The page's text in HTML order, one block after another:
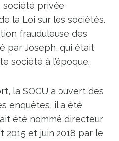
société privée
la Loi sur les sociétés.
frauduleuse des
par Joseph, qui était
société à l’époque.
la SOCU a ouvert des
enquêtes, il a été
été nommé directeur
2015 et juin 2018 par le